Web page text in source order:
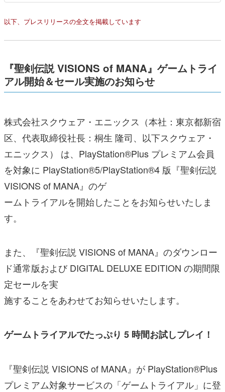
以下、プレスリリースの全文を掲載しています
『聖剣伝説 VISIONS of MANA』ゲームトライ
アル開始＆セール実施のお知らせ
株式会社スクウェア・エニックス（本社：東京都新宿
区、代表取締役社長：桐生 隆司、以下スクウェア・
エニックス） は、PlayStation®Plus プレミアム会員
を対象に PlayStation®5/PlayStation®4 版『聖剣伝説
VISIONS of MANA』のゲ
ームトライアルを開始したことをお知らせいたしま
す。
また、『聖剣伝説 VISIONS of MANA』のダウンロー
ド通常版および DIGITAL DELUXE EDITION の期間限
定セールを実
施することをあわせてお知らせいたします。
ゲームトライアルでたっぷり 5 時間お試しプレイ！
『聖剣伝説 VISIONS of MANA』が PlayStation®Plus
プレミアム対象サービスの「ゲームトライアル」に登